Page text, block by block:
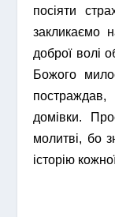
посіяти
закликаємо
доброї волі
Божого
постраждав,
домівки.
молитві, бо
історію